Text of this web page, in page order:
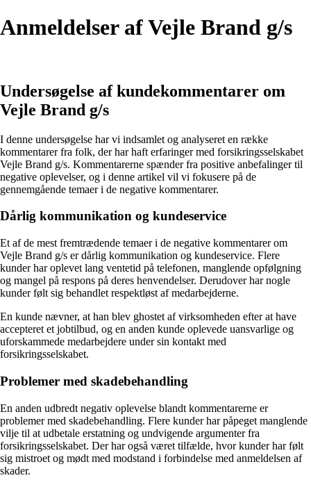
Anmeldelser af Vejle Brand g/s
Undersøgelse af kundekommentarer om
Vejle Brand g/s
I denne undersøgelse har vi indsamlet og analyseret en række
kommentarer fra folk, der har haft erfaringer med forsikringsselskabet
Vejle Brand g/s. Kommentarerne spænder fra positive anbefalinger til
negative oplevelser, og i denne artikel vil vi fokusere på de
gennemgående temaer i de negative kommentarer.
Dårlig kommunikation og kundeservice
Et af de mest fremtrædende temaer i de negative kommentarer om
Vejle Brand g/s er dårlig kommunikation og kundeservice. Flere
kunder har oplevet lang ventetid på telefonen, manglende opfølgning
og mangel på respons på deres henvendelser. Derudover har nogle
kunder følt sig behandlet respektløst af medarbejderne.
En kunde nævner, at han blev ghostet af virksomheden efter at have
accepteret et jobtilbud, og en anden kunde oplevede uansvarlige og
uforskammede medarbejdere under sin kontakt med
forsikringsselskabet.
Problemer med skadebehandling
En anden udbredt negativ oplevelse blandt kommentarerne er
problemer med skadebehandling. Flere kunder har påpeget manglende
vilje til at udbetale erstatning og undvigende argumenter fra
forsikringsselskabet. Der har også været tilfælde, hvor kunder har følt
sig mistroet og mødt med modstand i forbindelse med anmeldelsen af
skader.